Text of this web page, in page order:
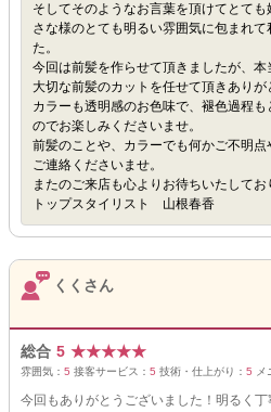
そしてそのようなお言葉を頂けてとても
さな様のとても明るい雰囲気に包まれ
た。
今回は前髪を作らせて頂きましたが、本
大切な前髪のカットを任せて頂きありが
カラーも透明感のお色味で、褪色過程
のでお楽しみくださいませ。
前髪のことや、カラーでも何かご不明
ご連絡くださいませ。
またのご来店も心よりお待ちいたしてお
トップスタイリスト 山根春香
くくさん
総合 5 ★★★★★
雰囲気： 5 接客サービス： 5 技術・仕上がり： 5 メ
今回もありがとうございました！明るく